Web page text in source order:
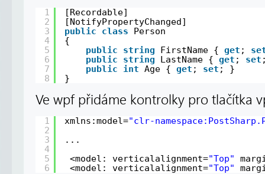
1
2
3
4
5
6
7
8
[Recordable]
[NotifyPropertyChanged]
public
class
Person
{
public
string FirstName { get ;
public
string LastName { get ; set
public
int Age { get ; set ; }
}
Ve wpf přidáme kontrolky pro tlačítka
1
2
3
4
5
6
xmlns:model="clr-
...
<model: verticalalignment="Top"
<model: verticalalignment="Top"